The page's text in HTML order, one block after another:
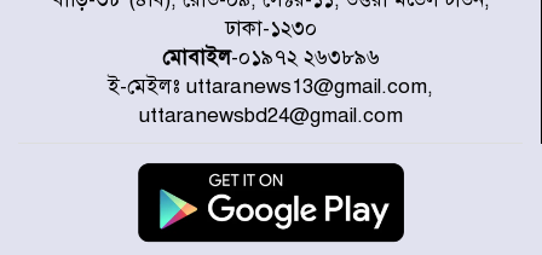
১৫
জুলাইয়ে দেশজুড়ে ৪৫৮টি সড়ক
দুর্ঘটনায় ৪১৬ জন নিহত হয়েছেন
হারিয়ে যাওয়া শিশুকে পরিবারের কাছে
ফিরিয়ে প্রশংসায় ভাসছেন খিলক্ষেত
ঢাকা-১২৩০
মোবাইল-০১৯৭২ ২৬৩৮৯৬
ই-মেইলঃ uttaranews13@gmail.com,
uttaranewsbd24@gmail.com